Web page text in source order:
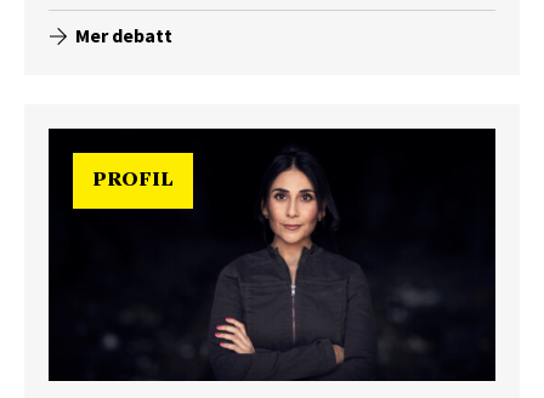
Mer debatt
PROFIL